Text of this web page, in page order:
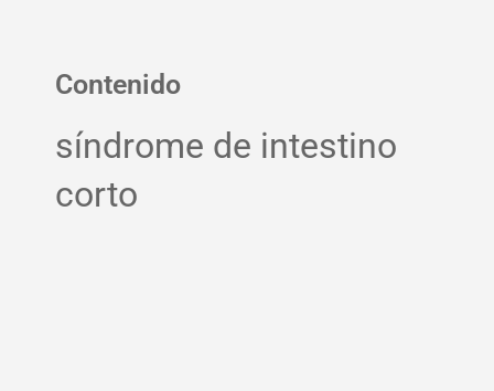
Contenido
síndrome de intestino
corto